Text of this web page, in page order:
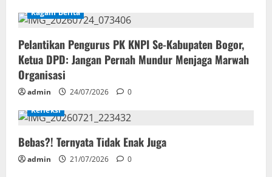
Ragam Berita
Pelantikan Pengurus PK KNPI Se-Kabupaten Bogor,
Ketua DPD: Jangan Pernah Mundur Menjaga Marwah
Organisasi
admin 24/07/2026
0
Refleksi
Bebas?! Ternyata Tidak Enak Juga
admin 21/07/2026 0